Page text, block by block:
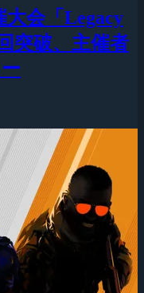
大会「Legacy
突破、主催者